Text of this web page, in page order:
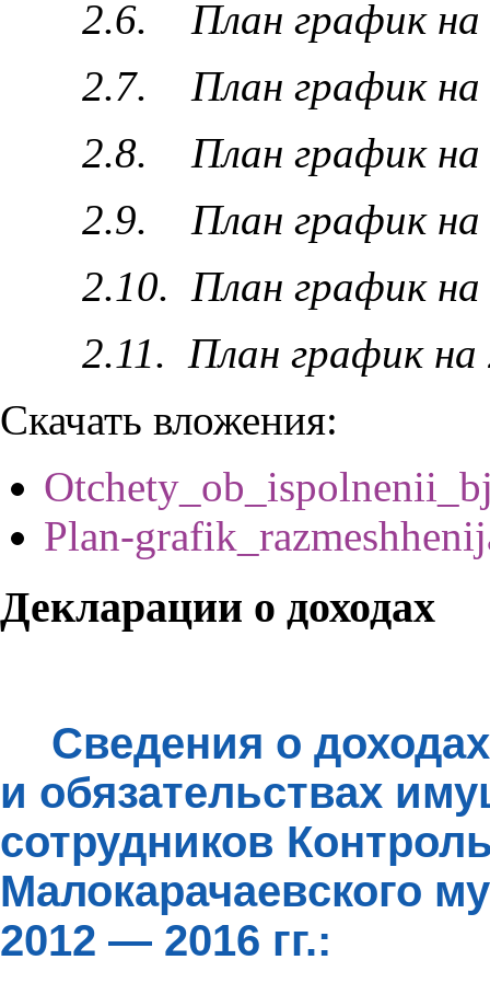
2.6. План график на
2.7. План график на
2.8. План график на
2.9. План график на
2.10. План график на
2.11. План график на
Скачать вложения:
Plan-
Декларации о доходах
Сведения о
и обязательствах
сотрудников
Малокарачаевского
2012 — 2016 гг.: